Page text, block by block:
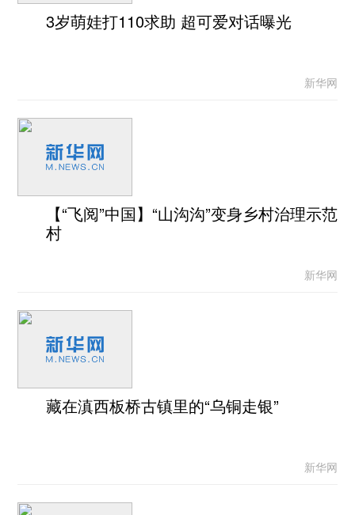
3岁萌娃打110求助 超可爱对话曝光
新华网
【“飞阅”中国】“山沟沟”变身乡村治理示范
村
新华网
藏在滇西板桥古镇里的“乌铜走银”
新华网